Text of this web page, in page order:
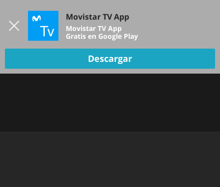
TV EN VIVO
Movistar TV App
Movistar TV App
Gratis en Google Play
Descargar